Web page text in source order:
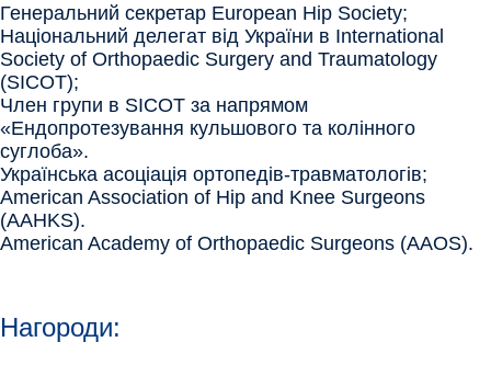
Генеральний секретар European Hip Society;
Національний делегат від України в International
Society of Orthopaedic Surgery and Traumatology
(SICOT);
Член групи в SICOT за напрямом
«Ендопротезування кульшового та колінного
суглоба».
Українська асоціація ортопедів-травматологів;
American Association of Hip and Knee Surgeons
(AAHKS).
American Academy of Orthopaedic Surgeons (AAOS).
Нагороди: